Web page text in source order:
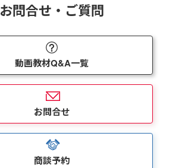
お問合せ・ご質問
動画教材Q&A一覧
お問合せ
商談予約